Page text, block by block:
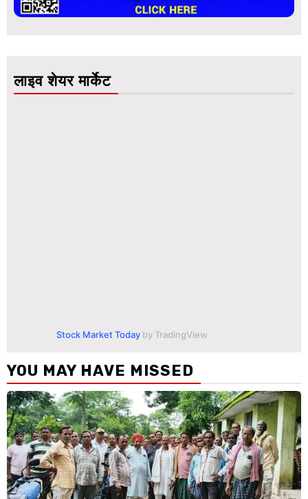
लाइव शेयर मार्केट
Stock Market Today by TradingView
YOU MAY HAVE MISSED